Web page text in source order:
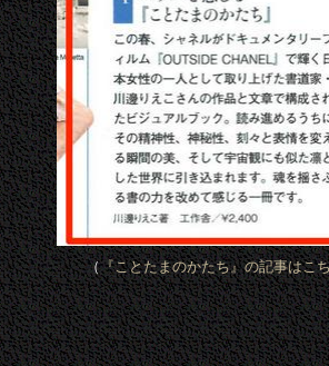
（『ことたまのかたち』の記事はこ